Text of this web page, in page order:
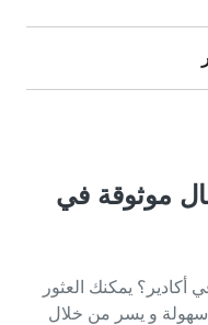
موثوقة في
يمكنك العثور
سهولة و يسر من خلال